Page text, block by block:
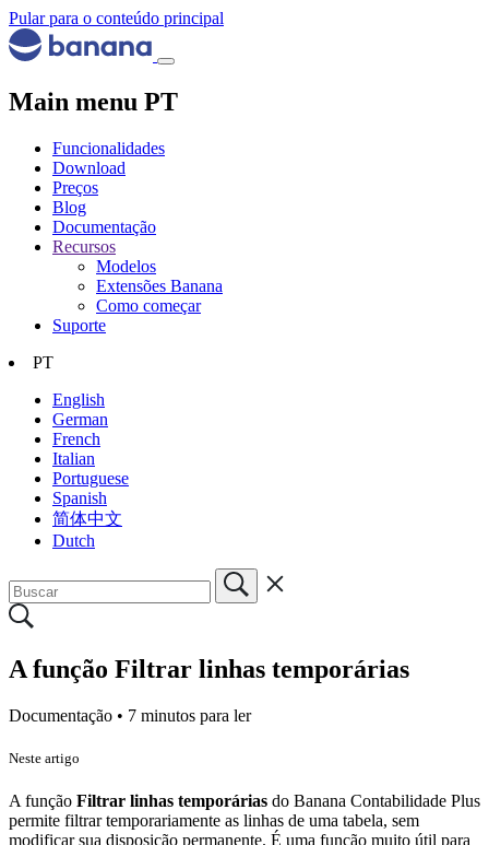
Pular para o conteúdo principal
Main menu PT
Funcionalidades
Download
Preços
Blog
Documentação
Recursos
Modelos
Extensões Banana
Como começar
Suporte
PT
English
German
French
Italian
Portuguese
Spanish
简体中文
Dutch
A função Filtrar linhas temporárias
Documentação • 7 minutos para ler
Neste artigo
A função Filtrar linhas temporárias do Banana Contabilidade Plus
permite filtrar temporariamente as linhas de uma tabela, sem
modificar sua disposição permanente. É uma função muito útil para